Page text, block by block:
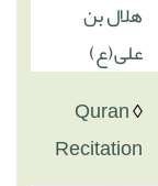
هلال بن
علی(ع)
◊
Quran
Recitation